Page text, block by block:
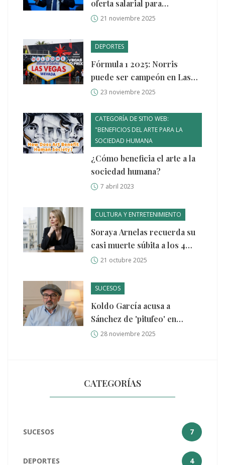
oferta salarial para
funcionarios, pero CSIF
21 noviembre 2025
DEPORTES
Fórmula 1 2025: Norris
puede ser campeón en Las
Vegas; horarios y dónde ver
23 noviembre 2025
CATEGORÍA DE SITIO WEB:
"BENEFICIOS DEL ARTE PARA LA
SOCIEDAD HUMANA
¿Cómo beneficia el arte a la
sociedad humana?
7 abril 2023
CULTURA Y ENTRETENIMIENTO
Soraya Arnelas recuerda su
casi muerte súbita a los 4
años21 octubre 2025
SUCESOS
Koldo García acusa a
Sánchez de 'pitufeo' en
primarias del PSOE con
28 noviembre 2025
CATEGORÍAS
SUCESOS 7
DEPORTES 4